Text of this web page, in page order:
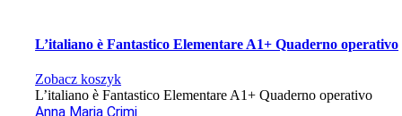
L’italiano è Fantastico Elementare A1+ Quaderno operativo
Zobacz koszyk
L’italiano è Fantastico Elementare A1+ Quaderno operativo
Anna Maria Crimi